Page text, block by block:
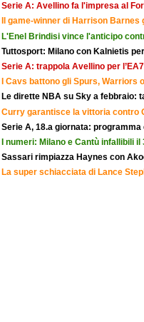
Serie A: Avellino fa l'impresa al
Il game-winner di Harrison
L'Enel Brindisi vince l'anticipo
Tuttosport: Milano con Kalnietis
Serie A: trappola Avellino per
I Cavs battono gli Spurs, Warriors
Le dirette NBA su Sky a febbraio:
Curry garantisce la vittoria contro
Serie A, 18.a giornata:
I numeri: Milano e Cantù infallibili
Sassari rimpiazza Haynes con
La super schiacciata di Lance